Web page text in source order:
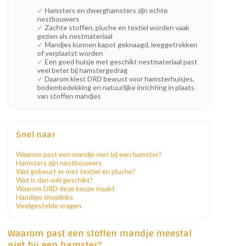
✓ Hamsters en dwerghamsters zijn echte
nestbouwers
✓ Zachte stoffen, pluche en textiel worden vaak
gezien als nestmateriaal
✓ Mandjes kunnen kapot geknaagd, leeggetrokken
of verplaatst worden
✓ Een goed huisje met geschikt nestmateriaal past
veel beter bij hamstergedrag
✓ Daarom kiest DRD bewust voor hamsterhuisjes,
bodembedekking en natuurlijke inrichting in plaats
van stoffen mandjes
Snel naar
Waarom past een mandje niet bij een hamster?
Hamsters zijn nestbouwers
Wat gebeurt er met textiel en pluche?
Wat is dan wél geschikt?
Waarom DRD deze keuze maakt
Handige shoplinks
Veelgestelde vragen
Waarom past een stoffen mandje meestal